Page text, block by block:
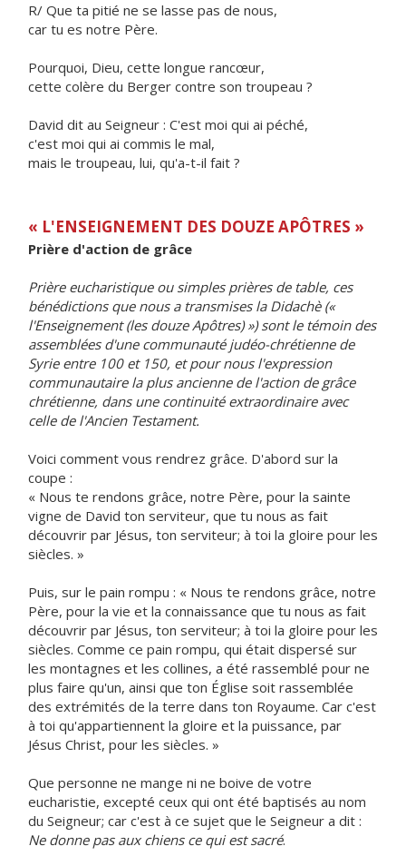
R/ Que ta pitié ne se lasse pas de nous,
car tu es notre Père.
Pourquoi, Dieu, cette longue rancœur,
cette colère du Berger contre son troupeau ?
David dit au Seigneur : C'est moi qui ai péché,
c'est moi qui ai commis le mal,
mais le troupeau, lui, qu'a-t-il fait ?
« L'ENSEIGNEMENT DES DOUZE APÔTRES »
Prière d'action de grâce
Prière eucharistique ou simples prières de table, ces
bénédictions que nous a transmises la Didachè («
l'Enseignement (les douze Apôtres) ») sont le témoin des
assemblées d'une communauté judéo-chrétienne de
Syrie entre 100 et 150, et pour nous l'expression
communautaire la plus ancienne de l'action de grâce
chrétienne, dans une continuité extraordinaire avec
celle de l'Ancien Testament.
Voici comment vous rendrez grâce. D'abord sur la
coupe :
« Nous te rendons grâce, notre Père, pour la sainte
vigne de David ton serviteur, que tu nous as fait
découvrir par Jésus, ton serviteur; à toi la gloire pour les
siècles. »
Puis, sur le pain rompu : « Nous te rendons grâce, notre
Père, pour la vie et la connaissance que tu nous as fait
découvrir par Jésus, ton serviteur; à toi la gloire pour les
siècles. Comme ce pain rompu, qui était dispersé sur
les montagnes et les collines, a été rassemblé pour ne
plus faire qu'un, ainsi que ton Église soit rassemblée
des extrémités de la terre dans ton Royaume. Car c'est
à toi qu'appartiennent la gloire et la puissance, par
Jésus Christ, pour les siècles. »
Que personne ne mange ni ne boive de votre
eucharistie, excepté ceux qui ont été baptisés au nom
du Seigneur; car c'est à ce sujet que le Seigneur a dit :
Ne donne pas aux chiens ce qui est sacré.